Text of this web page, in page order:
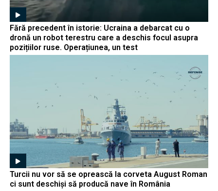
Fără precedent în istorie: Ucraina a debarcat cu o
dronă un robot terestru care a deschis focul asupra
pozițiilor ruse. Operațiunea, un test
Turcii nu vor să se oprească la corveta August Roman
ci sunt deschiși să producă nave în România